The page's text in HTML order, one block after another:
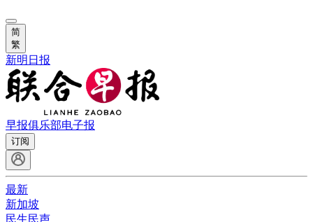
简
繁
新明日报
早报俱乐部电子报
订阅
最新
新加坡
民生民声